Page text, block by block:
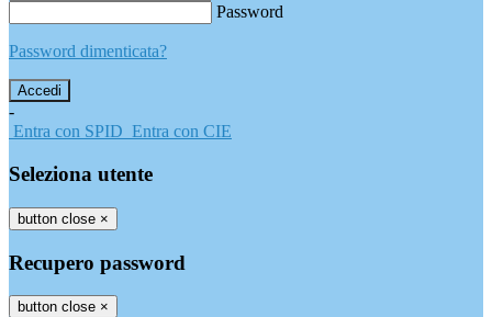
Password
Password dimenticata?
-
Entra con SPID Entra con CIE
Seleziona utente
button close ×
Recupero password
button close ×